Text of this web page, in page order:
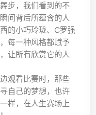
步，我们看到的不
间背后所蕴含的人
的小巧玲珑、C罗强
每一种风格都赋予
让所有欣赏它的人
观看比赛时，那些
自己的梦想，也许
样，在人生赛场上